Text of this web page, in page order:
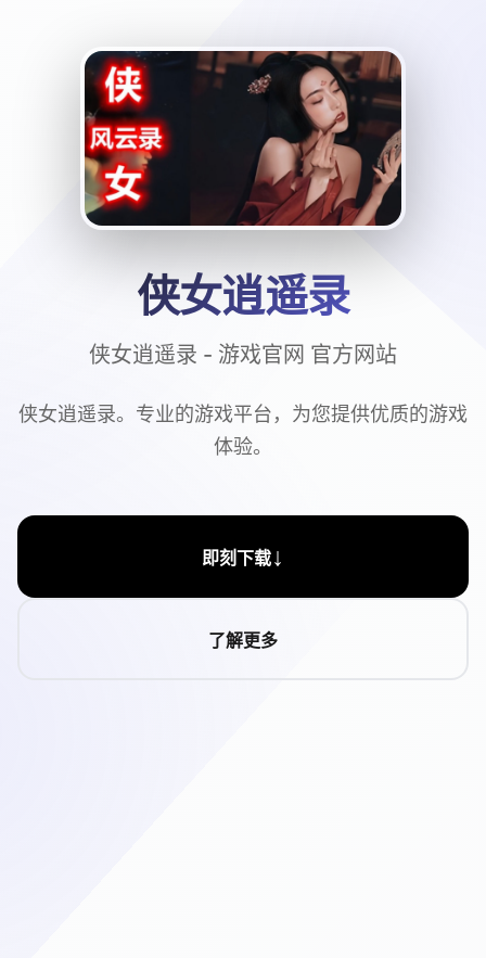
侠女逍遥录
侠女逍遥录 - 游戏官网 官方网站
侠女逍遥录。专业的游戏平台，为您提供优质的游戏
体验。
即刻下载↓
了解更多